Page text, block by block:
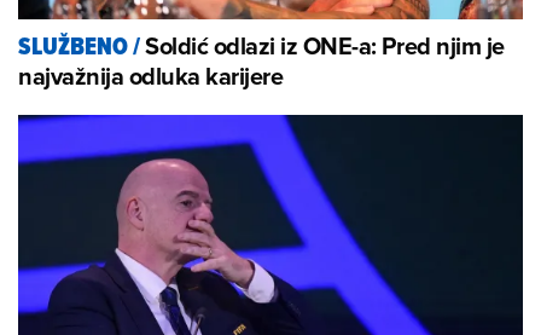
SLUŽBENO/Soldić odlazi iz ONE-a: Pred njim je
najvažnija odluka karijere